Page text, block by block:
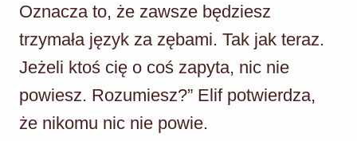
Oznacza to, że zawsze będziesz
trzymała język za zębami. Tak jak teraz.
Jeżeli ktoś cię o coś zapyta, nic nie
powiesz. Rozumiesz?” Elif potwierdza,
że nikomu nic nie powie.